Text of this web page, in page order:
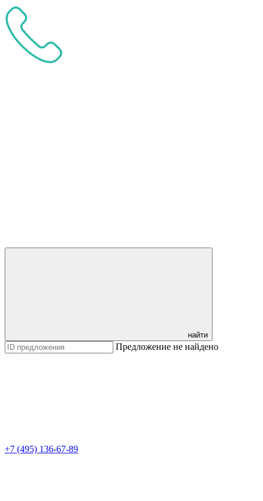
найти
Предложение не найдено
+7 (495) 136-67-89